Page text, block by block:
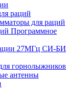
раций
для раций
Программное
27МГц СИ-БИ
горнолыжников
антенны